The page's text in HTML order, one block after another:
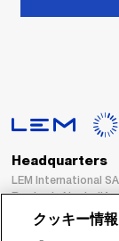
Headquarters
LEM International SA
Route du Nant-
1217 Meyrin
Switzerland
クッキー情報